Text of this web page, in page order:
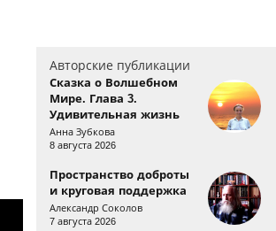
Авторские публикации
Сказка о Волшебном
Мире. Глава 3.
Удивительная жизнь
Анна Зубкова
8 августа 2026
Пространство доброты
и круговая поддержка
Александр Соколов
7 августа 2026